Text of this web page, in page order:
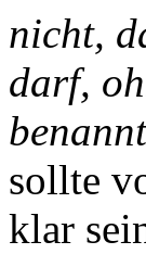
nicht,
darf,
sollte
klar